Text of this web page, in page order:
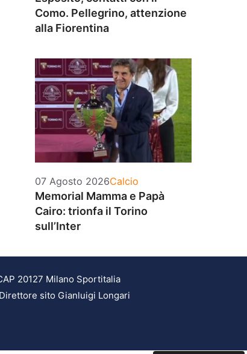
Como. Pellegrino, attenzione
alla Fiorentina
07 Agosto 2026Categorie
Calcio
Memorial Mamma e Papà
Cairo: trionfa il Torino
sull’Inter
20127 Milano Sportitalia
sito Gianluigi Longari